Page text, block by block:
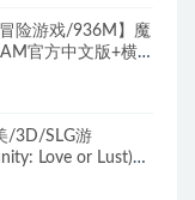
险游戏/936M】魔
官方中文版+横
/3D/SLG游
Love or Lust)